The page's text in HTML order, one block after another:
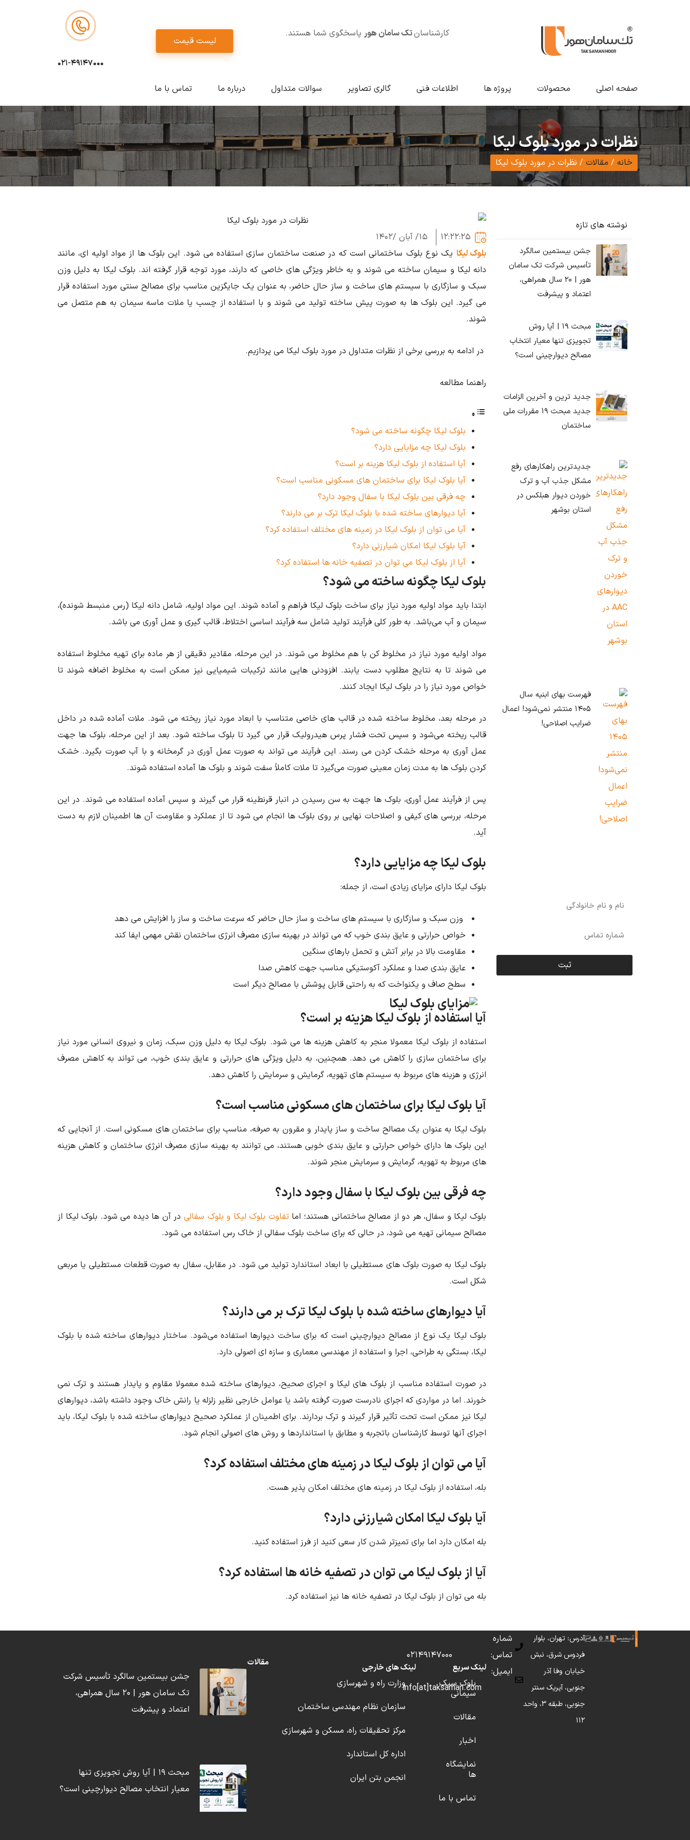
کارشناسانتک سامان هور پاسخگوی شما هستند.
لیست قیمت
021-49147000
صفحه اصلی محصولات پروژه ها اطلاعات فنی گالری تصاویر سوالات متداول درباره ما تماس با ما
نظرات در مورد بلوک لیکا
خانه / مقالات / نظرات در مورد بلوک لیکا
نوشته های تازه
جشن بیستمین سالگرد
تأسیس شرکت تک سامان
هور | ۲۰ سال همراهی،
اعتماد و پیشرفت
مبحث ۱۹ | آیا روش
تجویزی تنها معیار انتخاب
مصالح دیوارچینی است؟
جدید ترین و آخرین الزامات
جدید مبحث ۱۹ مقررات ملی
ساختمان
جدیدترین راهکارهای رفع
مشکل جذب آب و ترک
خوردن دیوار هبلکس در
استان بوشهر
فهرست بهای ابنیه سال
۱۴۰۵ منتشر نمی‌شود! اعمال
ضرایب اصلاحی!
ثبت
12:22:25
۱۵/ آبان /۱۴۰۲
بلوک لیکا یک نوع بلوک ساختمانی است که در صنعت ساختمان ‌سازی استفاده می ‌شود. این بلوک ‌ها از مواد اولیه ای، مانند
دانه لیکا و سیمان ساخته می ‌شوند و به خاطر ویژگی ‌های خاصی که دارند، مورد توجه قرار گرفته‌ اند. بلوک لیکا به دلیل وزن
سبک و سازگاری با سیستم ‌های ساخت و ساز حال حاضر، به عنوان یک جایگزین مناسب برای مصالح سنتی مورد استفاده قرار
می ‌گیرد. این بلوک ‌ها به صورت پیش ساخته تولید می ‌شوند و با استفاده از چسب یا ملات ماسه سیمان به هم متصل می
‌شوند.
در ادامه به بررسی برخی از نظرات متداول در مورد بلوک لیکا می پردازیم.
راهنما مطالعه
بلوک لیکا چگونه ساخته می ‌شود؟
بلوک لیکا چه مزایایی دارد؟
آیا استفاده از بلوک لیکا هزینه‌ بر است؟
آیا بلوک لیکا برای ساختمان ‌های مسکونی مناسب است؟
چه فرقی بین بلوک لیکا با سفال وجود دارد؟
آیا دیوارهای ساخته شده با بلوک لیکا ترک بر می دارند؟
آیا می توان از بلوک لیکا در زمینه های مختلف استفاده کرد؟
آیا بلوک لیکا امکان شیارزنی دارد؟
آیا از بلوک لیکا می توان در تصفیه خانه ها استفاده کرد؟
بلوک لیکا چگونه ساخته می ‌شود؟
ابتدا باید مواد اولیه مورد نیاز برای ساخت بلوک لیکا فراهم و آماده ‌شوند. این مواد اولیه، شامل دانه لیکا (رس منبسط شونده)،
سیمان و آب می‌باشد. به طور کلی فرآیند تولید شامل سه فرآیند اساسی اختلاط، قالب گیری و عمل آوری می باشد.
مواد اولیه مورد نیاز در مخلوط کن با هم مخلوط می ‌شوند. در این مرحله، مقادیر دقیقی از هر ماده برای تهیه مخلوط استفاده
می ‌شوند تا به نتایج مطلوب دست یابند. افزودنی ‌هایی مانند ترکیبات شیمیایی نیز ممکن است به مخلوط اضافه شوند تا
خواص مورد نیاز را در بلوک لیکا ایجاد کنند.
در مرحله بعد، مخلوط ساخته شده در قالب‌ های خاصی متناسب با ابعاد مورد نیاز ریخته می ‌شود. ملات آماده شده در داخل
قالب ریخته می‌شود و سپس تحت فشار پرس هیدرولیک قرار می گیرد تا بلوک ساخته شود. بعد از این مرحله، بلوک ‌ها جهت
عمل آوری به مرحله خشک کردن می ‌رسند. این فرآیند می ‌تواند به صورت عمل آوری در گرمخانه و با آب صورت بگیرد. خشک
کردن بلوک ‌ها به مدت زمان معینی صورت می‌گیرد تا ملات کاملاً سفت شوند و بلوک‌ ها آماده استفاده شوند.
پس از فرآیند عمل آوری، بلوک ‌ها جهت به سن رسیدن در انبار قرنطینه قرار می گیرند و سپس آماده استفاده می ‌شوند. در این
مرحله، بررسی ‌های کیفی و اصلاحات نهایی بر روی بلوک‌ ها انجام می ‌شود تا از عملکرد و مقاومت آن ها اطمینان لازم به دست
آید.
بلوک لیکا چه مزایایی دارد؟
بلوک لیکا دارای مزایای زیادی است، از جمله:
وزن سبک و سازگاری با سیستم‌ های ساخت و ساز حال حاضر که سرعت ساخت و ساز را افزایش می ‌دهد
خواص حرارتی و عایق بندی خوب که می ‌تواند در بهینه ‌سازی مصرف انرژی ساختمان نقش مهمی ایفا کند
مقاومت بالا در برابر آتش و تحمل بارهای سنگین
عایق بندی صدا و عملکرد آکوستیکی مناسب جهت کاهش صدا
سطح صاف و یکنواخت که به راحتی قابل پوشش با مصالح دیگر است
آیا استفاده از بلوک لیکا هزینه‌ بر است؟
استفاده از بلوک لیکا معمولا منجر به کاهش هزینه ‌ها می‌ شود. بلوک لیکا به دلیل وزن سبک، زمان و نیروی انسانی مورد نیاز
برای ساختمان ‌سازی را کاهش می ‌دهد. همچنین، به دلیل ویژگی ‌های حرارتی و عایق بندی خوب، می ‌تواند به کاهش مصرف
انرژی و هزینه‌ های مربوط به سیستم ‌های تهویه، گرمایش و سرمایش را کاهش دهد.
آیا بلوک لیکا برای ساختمان ‌های مسکونی مناسب است؟
بلوک لیکا به عنوان یک مصالح ساخت و ساز پایدار و مقرون به صرفه، مناسب برای ساختمان‌ های مسکونی است. از آنجایی که
این بلوک ‌ها دارای خواص حرارتی و عایق بندی خوبی هستند، می‌ توانند به بهینه ‌سازی مصرف انرژی ساختمان و کاهش هزینه‌
های مربوط به تهویه، گرمایش و سرمایش منجر شوند.
چه فرقی بین بلوک لیکا با سفال وجود دارد؟
بلوک لیکا و سفال، هر دو از مصالح ساختمانی هستند؛ اماتفاوت بلوک لیکا و بلوک سفالیدر آن ها دیده می شود. بلوک لیکا از
مصالح سیمانی تهیه می ‌شود، در حالی که برای ساخت بلوک سفالی از خاک رس استفاده می شود.
بلوک لیکا به صورت بلوک ‌های مستطیلی با ابعاد استاندارد تولید می ‌شود. در مقابل، سفال به صورت قطعات مستطیلی یا مربعی
شکل است.
آیا دیوارهای ساخته شده با بلوک لیکا ترک بر می دارند؟
بلوک لیکا یک نوع از مصالح دیوارچینی است که برای ساخت دیوارها استفاده می‌شود. ساختار دیوارهای ساخته شده با بلوک
لیکا، بستگی به طراحی، اجرا و استفاده از مهندسی معماری و سازه ‌ای اصولی دارد.
در صورت استفاده مناسب از بلوک ‌های لیکا و اجرای صحیح، دیوارهای ساخته شده معمولا مقاوم و پایدار هستند و ترک نمی
خورند. اما در مواردی که اجرای نادرست صورت گرفته باشد یا عوامل خارجی نظیر زلزله یا رانش خاک وجود داشته باشد، دیوارهای
لیکا نیز ممکن است تحت تأثیر قرار گیرند و ترک بردارند. برای اطمینان از عملکرد صحیح دیوارهای ساخته شده با بلوک لیکا، باید
اجرای آنها توسط کارشناسان باتجربه و مطابق با استانداردها و روش ‌های اصولی انجام شود.
آیا می توان از بلوک لیکا در زمینه های مختلف استفاده کرد؟
بله، استفاده از بلوک لیکا در زمینه های مختلف امکان پذیر هست.
آیا بلوک لیکا امکان شیارزنی دارد؟
بله امکان دارد اما برای تمیزتر شدن کار سعی کنید از فرز استفاده کنید.
آیا از بلوک لیکا می توان در تصفیه خانه ها استفاده کرد؟
بله می توان از بلوک لیکا در تصفیه خانه ها نیز استفاده کرد.
آدرس: تهران، بلوار
فردوس شرق، نبش
خیابان وفا آذر
جنوبی، آیریک سنتر
جنوبی، طبقه 3، واحد
112
شماره
تماس: 02149147000
ایمیل:
info[at]taksaman.com
لینک سریع
بلوک سبک
سیمانی
مقالات
اخبار
نمایشگاه
ها
تماس با ما
لینک های خارجی
وزارت راه و شهرسازی
سازمان نظام مهندسی ساختمان
مرکز تحقیقات راه، مسکن و شهرسازی
اداره کل استاندارد
انجمن بتن ایران
مقالات
جشن بیستمین سالگرد تأسیس شرکت
تک سامان هور | ۲۰ سال همراهی،
اعتماد و پیشرفت
مبحث ۱۹ | آیا روش تجویزی تنها
معیار انتخاب مصالح دیوارچینی است؟